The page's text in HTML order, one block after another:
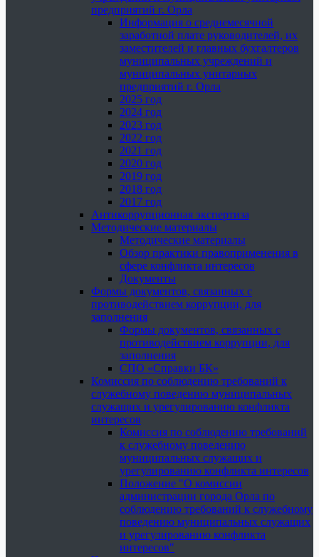
предприятий г. Орла
Информация о среднемесячной
заработной плате руководителей, их
заместителей и главных бухгалтеров
муниципальных учреждений и
муниципальных унитарных
предприятий г. Орла
2025 год
2024 год
2023 год
2022 год
2021 год
2020 год
2019 год
2018 год
2017 год
Антикоррупционная экспертиза
Методические материалы
Методические материалы
Обзор практики правоприменения в
сфере конфликта интересов
Документы
Формы документов, связанных с
противодействием коррупции, для
заполнения
Формы документов, связанных с
противодействием коррупции, для
заполнения
СПО «Справки БК»
Комиссия по соблюдению требований к
служебному поведению муниципальных
служащих и урегулированию конфликта
интересов
Комиссия по соблюдению требований
к служебному поведению
муниципальных служащих и
урегулированию конфликта интересов
Положение "О комиссии
администрации города Орла по
соблюдению требований к служебному
поведению муниципальных служащих
и урегулированию конфликта
интересов"